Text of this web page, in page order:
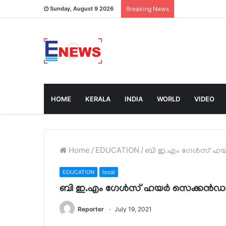
Sunday, August 9 2026 Breaking News
HOME KERALA INDIA WORLD VIDEO
Home / EDUCATION / ബി ഇ.എം ഗേള്‍സ്
EDUCATION local
ബി ഇ.എം ഗേള്‍സ് ഹയര്‍
Reporter July 19, 2021